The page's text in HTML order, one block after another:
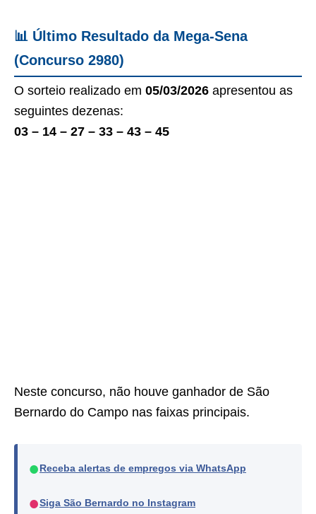
📊 Último Resultado da Mega-Sena
(Concurso 2980)
O sorteio realizado em 05/03/2026 apresentou as
seguintes dezenas:
03 – 14 – 27 – 33 – 43 – 45
Neste concurso, não houve ganhador de São
Bernardo do Campo nas faixas principais.
● Receba alertas de empregos via WhatsApp
●Siga São Bernardo no Instagram